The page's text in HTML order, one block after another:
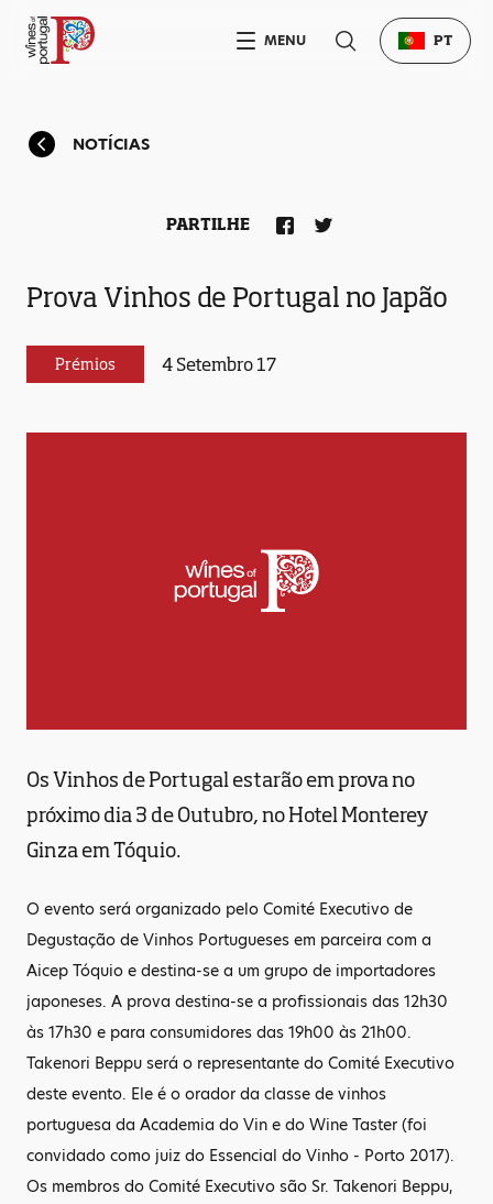
NOTÍCIAS
Prova Vinhos de Portugal no Japão
Prémios 4 Setembro 17
PARTILHE
Os Vinhos de Portugal estarão em prova no
próximo dia 3 de Outubro, no Hotel Monterey
Ginza em Tóquio.
O evento será organizado pelo Comité Executivo de
Degustação de Vinhos Portugueses em parceira com a
Aicep Tóquio e destina-se a um grupo de importadores
japoneses. A prova destina-se a profissionais das 12h30
às 17h30 e para consumidores das 19h00 às 21h00.
Takenori Beppu será o representante do Comité Executivo
deste evento. Ele é o orador da classe de vinhos
portuguesa da Academia do Vin e do Wine Taster (foi
convidado como juiz do Essencial do Vinho - Porto 2017).
Os membros do Comité Executivo são Sr. Takenori Beppu,
MENU PT